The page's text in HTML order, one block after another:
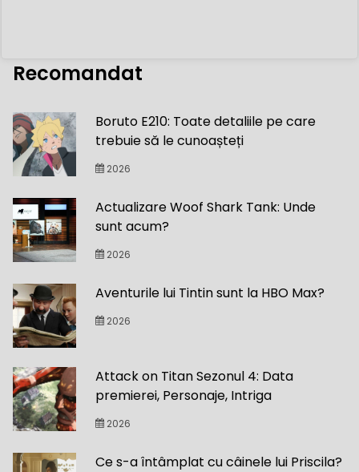
Recomandat
Boruto E210: Toate detaliile pe care
trebuie să le cunoașteți
2026
Actualizare Woof Shark Tank: Unde
sunt acum?
2026
Aventurile lui Tintin sunt la HBO Max?
2026
Attack on Titan Sezonul 4: Data
premierei, Personaje, Intriga
2026
Ce s-a întâmplat cu câinele lui Priscila?